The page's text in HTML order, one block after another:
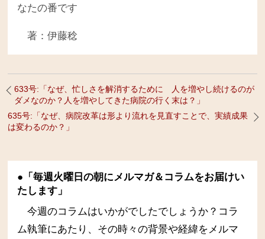
なたの番です
著：伊藤稔
633号:「なぜ、忙しさを解消するために 人を増やし続けるのが
ダメなのか？人を増やしてきた病院の行く末は？」
635号:「なぜ、病院改革は形より流れを見直すことで、実績成果
は変わるのか？」
●「毎週火曜日の朝にメルマガ＆コラムをお届けい
たします」
今週のコラムはいかがでしたでしょうか？コラ
ム執筆にあたり、その時々の背景や経緯をメルマ